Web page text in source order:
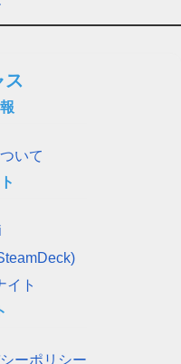
ス
いて
イト
ーポリシー